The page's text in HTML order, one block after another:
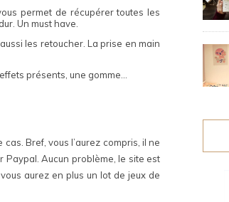
permet de récupérer toutes les
Un must have.
les retoucher. La prise en main
présents, une gomme…
Bref, vous l’aurez compris, il ne
Paypal. Aucun problème, le site est
aurez en plus un lot de jeux de